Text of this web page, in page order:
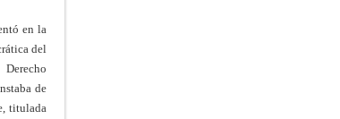
en la
del
de
titulada